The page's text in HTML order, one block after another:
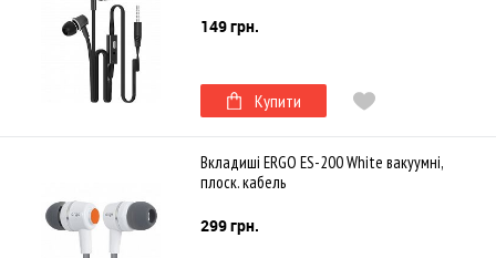
149 грн.
Купити
Вкладиші ERGO ES-200 White вакуумні,
плоск. кабель
299 грн.